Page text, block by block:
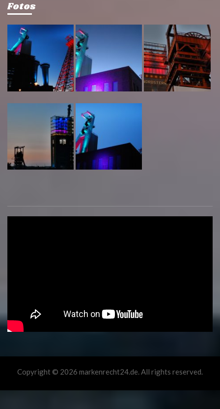
Fotos
Copyright © 2026 markenrecht24.de. All rights reserved.